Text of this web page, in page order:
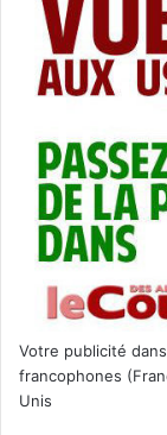
Votre publicité
francophones
Unis